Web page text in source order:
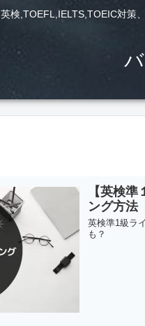
英検,TOEFL,IELTS,TOEIC対策
【英検
ング方法
英検準1級ラ
も？